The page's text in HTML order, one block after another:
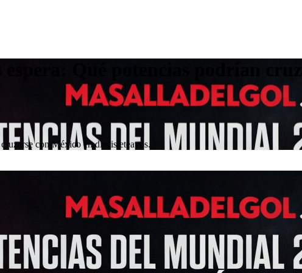
espera: Qué potencias podrían
con México en diecisieteavos.